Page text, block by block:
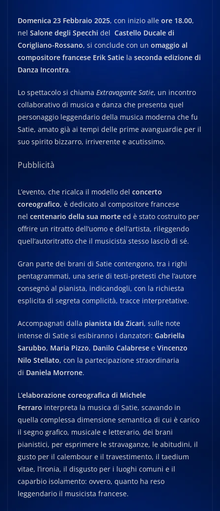
Domenica 23 Febbraio 2025, con inizio alle ore 18.00,
nel Salone degli Specchi del Castello Ducale di
Corigliano-Rossano, si conclude con un omaggio al
compositore francese Erik Satie la seconda edizione di
Danza Incontra.
Lo spettacolo si chiama Extravagante Satie, un incontro
collaborativo di musica e danza che presenta quel
personaggio leggendario della musica moderna che fu
Satie, amato già ai tempi delle prime avanguardie per il
suo spirito bizzarro, irriverente e acutissimo.
Pubblicità
L’evento, che ricalca il modello del concerto
coreografico, è dedicato al compositore francese
nel centenario della sua morte ed è stato costruito per
offrire un ritratto dell’uomo e dell’artista, rileggendo
quell’autoritratto che il musicista stesso lasciò di sé.
Gran parte dei brani di Satie contengono, tra i righi
pentagrammati, una serie di testi-pretesti che l’autore
consegnò al pianista, indicandogli, con la richiesta
esplicita di segreta complicità, tracce interpretative.
Accompagnati dalla pianista Ida Zicari, sulle note
intense di Satie si esibiranno i danzatori: Gabriella
Sarubbo, Maria Pizzo, Danilo Calabrese e Vincenzo
Nilo Stellato, con la partecipazione straordinaria
di Daniela Morrone.
L’elaborazione coreografica di Michele
Ferraro interpreta la musica di Satie, scavando in
quella complessa dimensione semantica di cui è carico
il segno grafico, musicale e letterario, dei brani
pianistici, per esprimere le stravaganze, le abitudini, il
gusto per il calembour e il travestimento, il taedium
vitae, l’ironia, il disgusto per i luoghi comuni e il
caparbio isolamento: ovvero, quanto ha reso
leggendario il musicista francese.